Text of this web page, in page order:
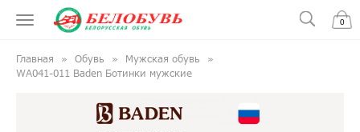
0
Главная Обувь
Мужская обувь
WA041-011 Baden Ботинки мужские